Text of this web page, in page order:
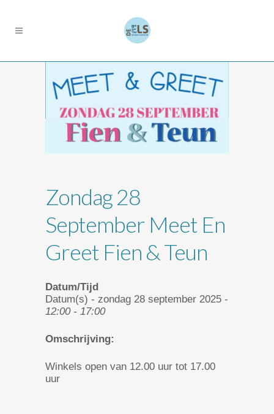
Zondag 28
September Meet En
Greet Fien & Teun
Datum/Tijd
Datum(s) - zondag 28 september 2025 -
12:00 - 17:00
Omschrijving:
Winkels open van 12.00 uur tot 17.00
uur